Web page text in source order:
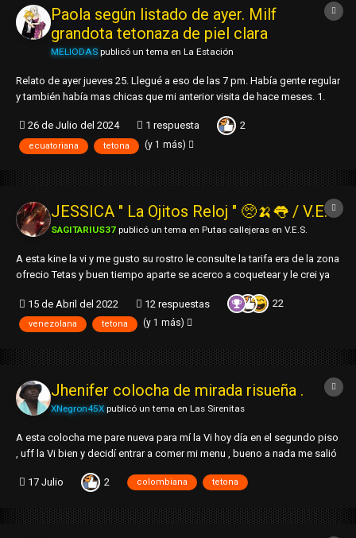
Paola según listado de ayer. Milf
grandota tetonaza de piel clara
MELIODAS publicó un tema en La Estación
Relato de ayer jueves 25. Llegué a eso de las 7 pm. Había gente regular
y también había mas chicas que mi anterior visita de hace meses. 1.
de papada. Rostro medio cuadrado, pelo lacio negro. 2. Edad: +30 milf
3. Ta...
26 de Julio del 2024 1 respuesta 2
ecuatoriana tetona (y 1 más)
JESSICA " La Ojitos Reloj " 🥺🍌👅 / V.E.S
SAGITARIUS37 publicó un tema en Putas callejeras en V.E.S.
A esta kine la vi y me gusto su rostro le consulte la tarifa era de la zona
ofrecio Tetas y buen tiempo aparte se acerco a coquetear y le crei ya
Redondo resalta los ojos de color y grandes las cejas delineadas
gruesa...
15 de Abril del 2022 12 respuestas 22
venezolana tetona (y 1 más)
Jhenifer colocha de mirada risueña .
XNegron45Xpublicó un tema en Las Sirenitas
A esta colocha me pare nueva para mí la Vi hoy día en el segundo piso
, uff la Vi bien y decidí entrar a comer mi menu , bueno a nada me salió
Rostro:carabina redonda ojos medianos nariz poco aguileña orejas
17 Julio 2 colombiana tetona